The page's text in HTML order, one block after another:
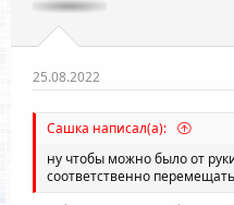
н
о
л
25.08.2022
Сашка написал(а):
ну чтобы можно было от
соответственно